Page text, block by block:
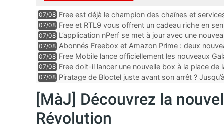
07/08 Free est déjà le champion des chaînes et
encore au moin...
07/08 Free et RTL9 vous offrent un cadeau riche en
l’obtenir
07/08 L’application nPerf se met à jour avec une
Mobile, Orange, SFR ...
07/08 Abonnés Freebox et Amazon Prime : deux
07/08 Free Mobile lance officiellement les nouveaux
des promos et des cadeaux
07/08 Free doit-il lancer une nouvelle box à la place de
07/08 Piratage de Bloctel juste avant son arrêt ?
[MàJ] Découvrez la
Révolution